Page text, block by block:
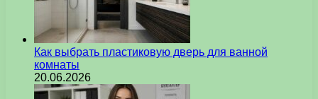
Как выбрать пластиковую дверь для ванной
комнаты
20.06.2026